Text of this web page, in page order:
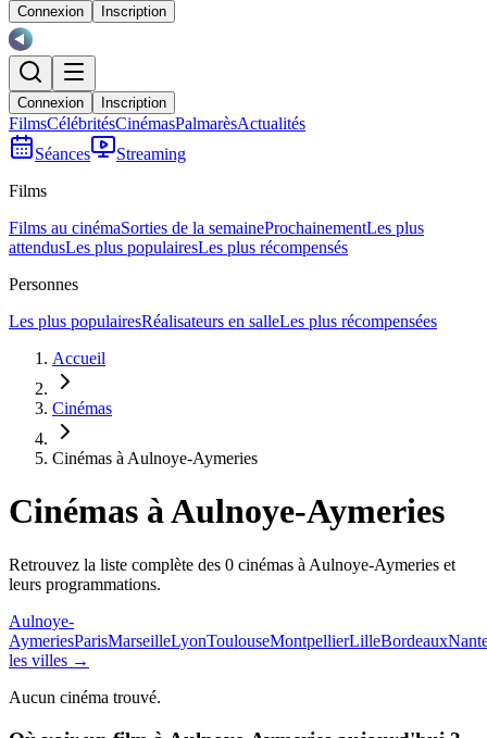
Connexion Inscription
Connexion Inscription
FilmsCélébritésCinémasPalmarèsActualités
Séances
Streaming
Films
Films au cinémaSorties de la semaineProchainementLes plus
attendusLes plus populairesLes plus récompensés
Personnes
Les plus populairesRéalisateurs en salleLes plus récompensées
Accueil
Cinémas
Cinémas à Aulnoye-Aymeries
Cinémas à Aulnoye-Aymeries
Retrouvez la liste complète des 0 cinémas à Aulnoye-Aymeries et
leurs programmations.
Aulnoye-
AymeriesParisMarseilleLyonToulouseMontpellierLilleBordeaux
les villes →
Aucun cinéma trouvé.